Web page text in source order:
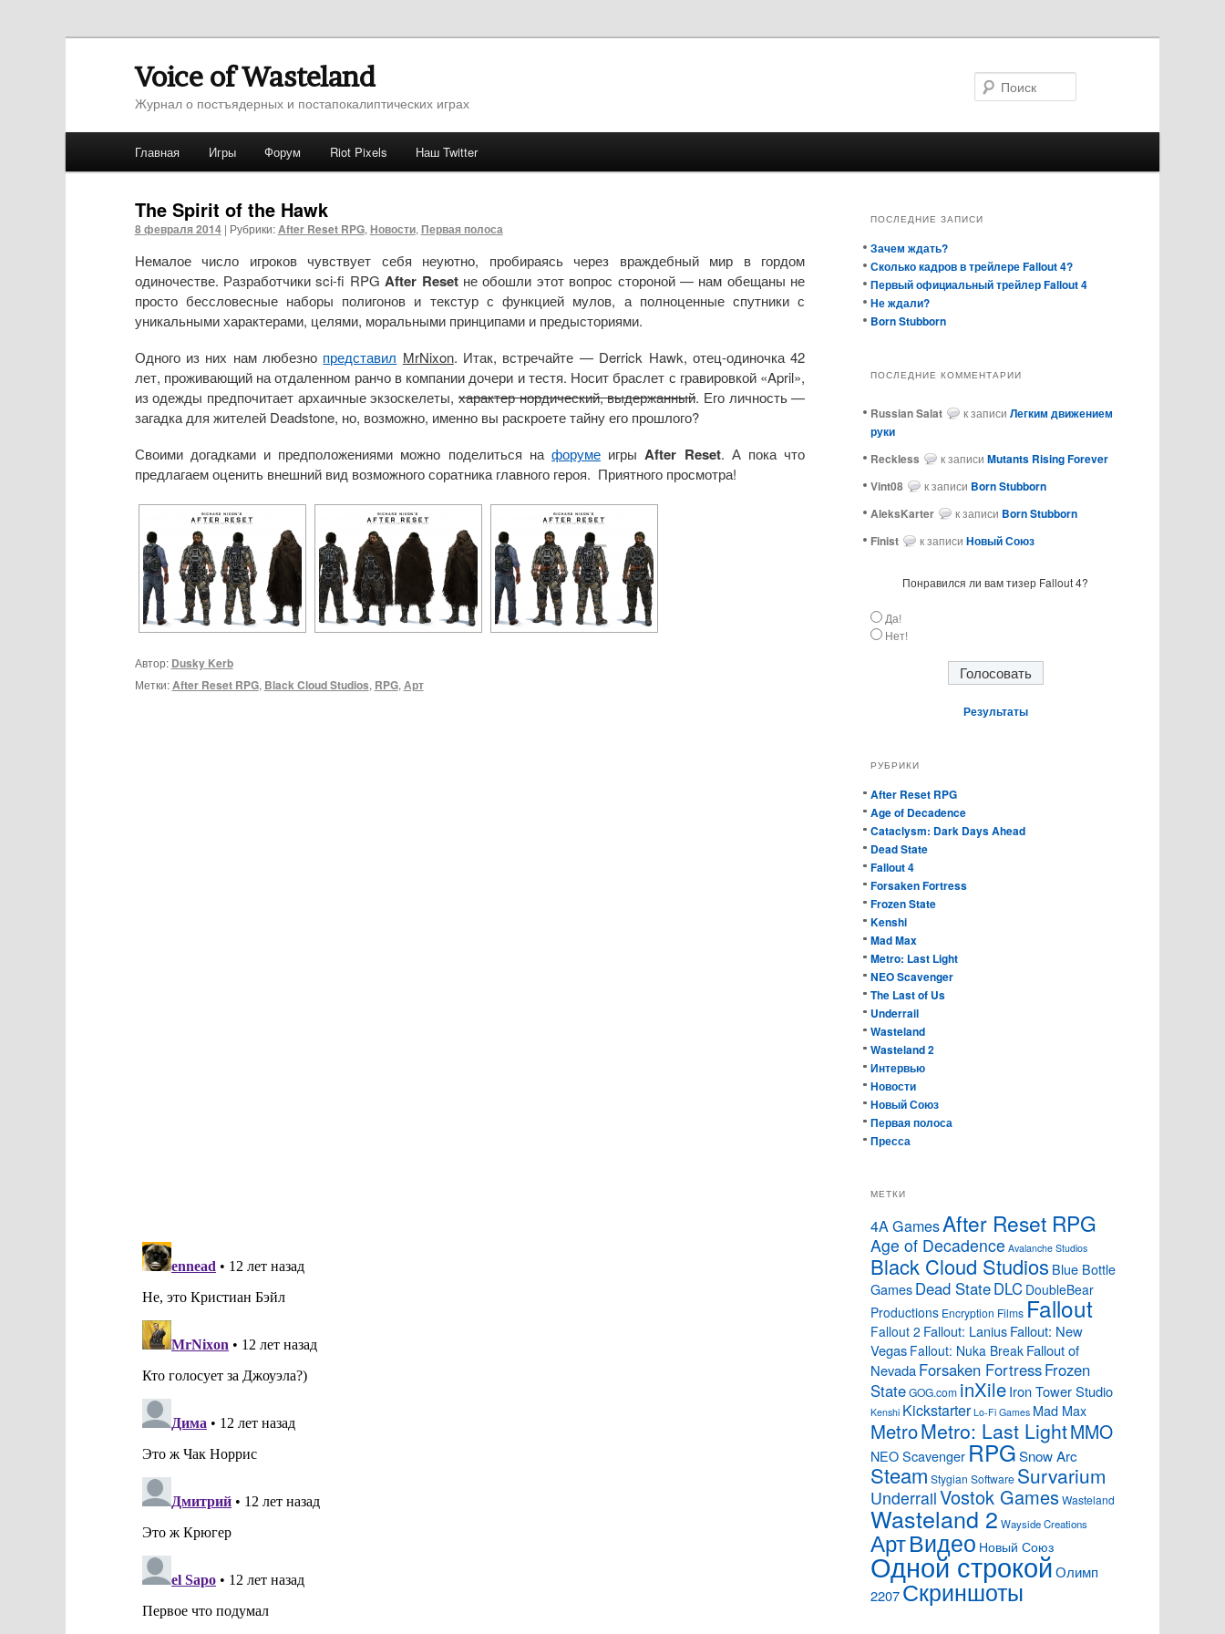
Voice of Wasteland
Журнал о постъядерных и постапокалиптических играх
Перейти к основному содержимому
Перейти к дополнительному содержимому
Главная Игры Форум Riot Pixels Наш Twitter
The Spirit of the Hawk
8 февраля 2014 | Рубрики: After Reset RPG, Новости, Первая полоса
Немалое число игроков чувствует себя неуютно, пробираясь через враждебный мир в гордом
одиночестве. Разработчики sci-fi RPGAfter Resetне обошли этот вопрос стороной — нам обещаны не
просто бессловесные наборы полигонов и текстур с функцией мулов, а полноценные спутники с
уникальными характерами, целями, моральными принципами и предысториями.
Одного из них нам любезно представил MrNixon. Итак, встречайте — Derrick Hawk, отец-одиночка 42
лет, проживающий на отдаленном ранчо в компании дочери и тестя. Носит браслет с гравировкой «April»,
из одежды предпочитает архаичные экзоскелеты, характер нордический, выдержанный. Его личность —
загадка для жителей Deadstone, но, возможно, именно вы раскроете тайну его прошлого?
Своими догадками и предположениями можно поделиться на форуме игрыAfter Reset. А пока что
предлагаем оценить внешний вид возможного соратника главного героя. Приятного просмотра!
Автор: Dusky Kerb
Метки: After Reset RPG, Black Cloud Studios, RPG, Арт
ПОСЛЕДНИЕ ЗАПИСИ
Зачем ждать?
Сколько кадров в трейлере Fallout 4?
Первый официальный трейлер Fallout 4
Не ждали?
Born Stubborn
ПОСЛЕДНИЕ КОММЕНТАРИИ
Russian Salat к записиЛегким движением
руки
ReckIess
к записиMutants Rising Forever
Vint08
к записи Born Stubborn
AleksKarter
к записи Born Stubborn
Finist
к записиНовый Союз
Понравился ли вам тизер Fallout 4?
Да!
Нет!
Результаты
РУБРИКИ
After Reset RPG
Age of Decadence
Cataclysm: Dark Days Ahead
Dead State
Fallout 4
Forsaken Fortress
Frozen State
Kenshi
Mad Max
Metro: Last Light
NEO Scavenger
The Last of Us
Underrail
Wasteland
Wasteland 2
Интервью
Новости
Новый Союз
Первая полоса
Пресса
МЕТКИ
4A GamesAfter Reset RPG
Age of Decadence Avalanche Studios
Black Cloud Studios Blue Bottle
GamesDead StateDLC DoubleBear
Productions Encryption Films Fallout
Fallout 2 Fallout: LaniusFallout: New
Vegas Fallout: Nuka Break Fallout of
NevadaForsaken FortressFrozen
StateGOG.com inXileIron Tower Studio
Kenshi Kickstarter Lo-Fi Games Mad Max
MetroMetro: Last LightMMO
NEO Scavenger RPGSnow Arc
Steam Stygian Software Survarium
UnderrailVostok GamesWasteland
Wasteland 2 Wayside Creations
АртВидео Новый Союз
Одной строкой Олимп
2207Скриншоты